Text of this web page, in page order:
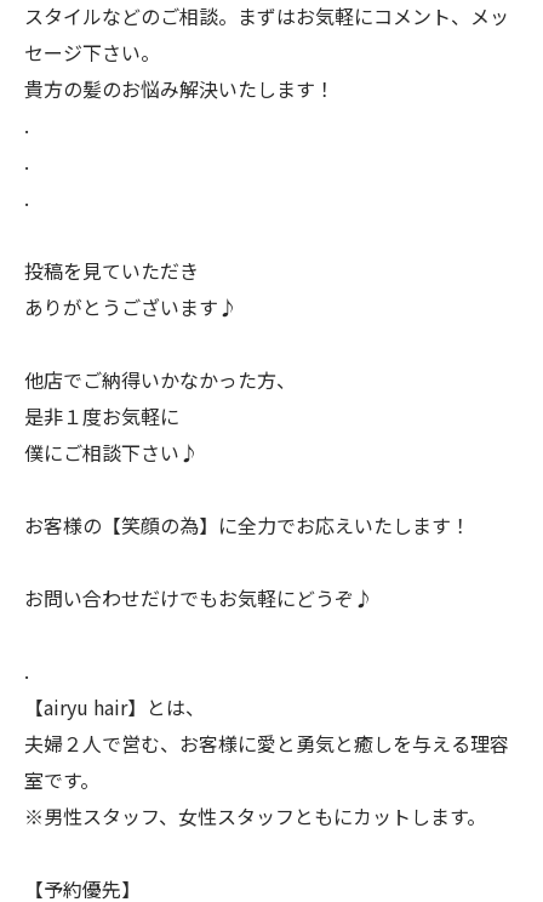
スタイルなどのご相談。まずはお気軽にコメント、メッ
セージ下さい。
貴方の髪のお悩み解決いたします！
.
.
.
投稿を見ていただき
ありがとうございます♪
他店でご納得いかなかった方、
是非１度お気軽に
僕にご相談下さい♪
お客様の【笑顔の為】に全力でお応えいたします！
お問い合わせだけでもお気軽にどうぞ♪
.
【airyu hair】とは、
夫婦２人で営む、お客様に愛と勇気と癒しを与える理容
室です。
※男性スタッフ、女性スタッフともにカットします。
【予約優先】